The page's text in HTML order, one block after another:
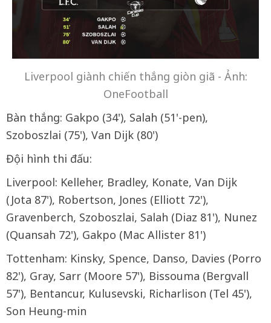
Liverpool giành chiến thắng giòn giã - Ảnh:
OneFootball
Bàn thắng: Gakpo (34'), Salah (51'-pen),
Szoboszlai (75'), Van Dijk (80')
Đội hình thi đấu:
Liverpool: Kelleher, Bradley, Konate, Van Dijk
(Jota 87'), Robertson, Jones (Elliott 72'),
Gravenberch, Szoboszlai, Salah (Diaz 81'), Nunez
(Quansah 72'), Gakpo (Mac Allister 81')
Tottenham: Kinsky, Spence, Danso, Davies (Porro
82'), Gray, Sarr (Moore 57'), Bissouma (Bergvall
57'), Bentancur, Kulusevski, Richarlison (Tel 45'),
Son Heung-min